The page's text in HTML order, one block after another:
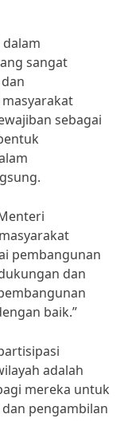
sangat
sebagai
pembangunan
dan
baik.”
adalah
mereka untuk
pengambilan